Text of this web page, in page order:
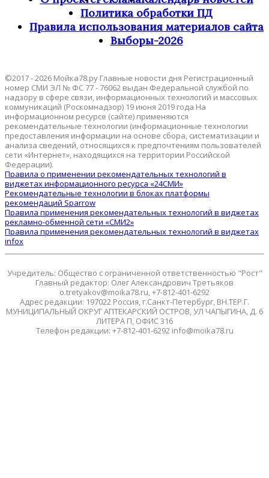
Политика обработки ПД
Правила использования материалов сайта
Выборы-2026
©2017 - 2026 Мойка78.ру Главные новости дня Регистрационный
номер СМИ ЭЛ № ФС 77 - 76062 выдан Федеральной службой по
надзору в сфере связи, информационных технологий и массовых
коммуникаций (Роскомнадзор) 19 июня 2019 года На
информационном ресурсе (сайте) применяются
рекомендательные технологии (информационные технологии
предоставления информации на основе сбора, систематизации и
анализа сведений, относящихся к предпочтениям пользователей
сети «Интернет», находящихся на территории Российской
Федерации).
Правила о применении рекомендательных технологий в
виджетах информационного ресурса «24СМИ»
Рекомендательные технологии в блоках платформы
рекомендаций Sparrow
Правила применения рекомендательных технологий в виджетах
рекламно-обменной сети «СМИ2»
Правила применения рекомендательных технологий в виджетах
infox
Учредитель: Общество с ограниченной ответственностью "Рост"
Главный редактор: Олег Александрович Третьяков
o.tretyakov@moika78.ru, +7-812-401-6292
Адрес редакции: 197022 Россия, г.Санкт-Петербург, ВН.ТЕР.Г.
МУНИЦИПАЛЬНЫЙ ОКРУГ АПТЕКАРСКИЙ ОСТРОВ, УЛ ЧАПЫГИНА, Д. 6
ЛИТЕРА П, ОФИС 316
Телефон редакции: +7-812-401-6292 info@moika78.ru